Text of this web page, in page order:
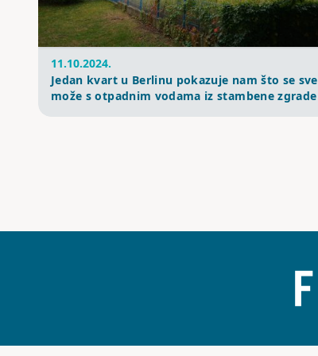
11.10.2024.
Jedan kvart u Berlinu pokazuje nam što se sve
može s otpadnim vodama iz stambene zgrade